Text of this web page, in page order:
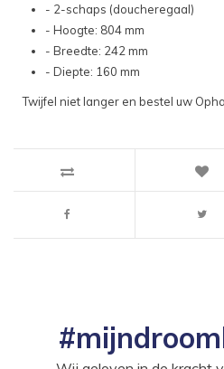
- 2-schaps (doucheregaal)
- Hoogte: 804 mm
- Breedte: 242 mm
- Diepte: 160 mm
Twijfel niet langer en bestel uw